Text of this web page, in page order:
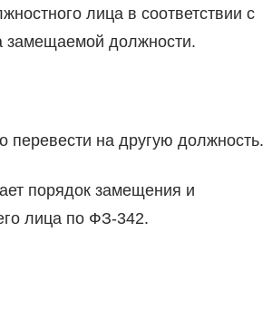
лица в соответствии с
замещаемой должности.
перевести на другую должность.
порядок замещения и
лица по ФЗ-342.